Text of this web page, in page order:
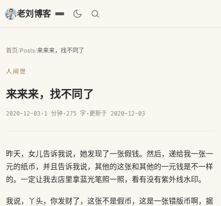
老刘博客
首页/Posts/来来来，找不同了
人间世
来来来，找不同了
2020-12-03 · 1 分钟· 275 字 · 更新于 2020-12-03
昨天，女儿告诉我说，她发现了一张假钱。然后，递给我一张一
元的纸币，并且告诉我说，其他的这张和其他的一元钱是不一样
的。一定让我去店里拿蓝光笔照一照，看有没有紫外线水印。
我说，丫头，你发财了，这张不是假币，这是一张错版币啊，据